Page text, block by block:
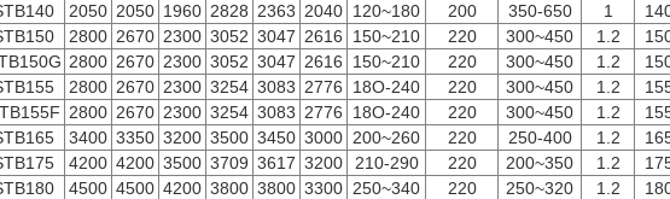
2050 2050 1960 2828 2363 2040 120~180 200 350-650 1
2800 2670 2300 3052 3047 2616 150~210 220 300~450 1.2
2800 2670 2300 3052 3047 2616 150~210 220 300~450 1.2
2800 2670 2300 3254 3083 2776 18O-240 220 300~450 1.2
2800 2670 2300 3254 3083 2776 18O-240 220 300~450 1.2
3400 3350 3200 3500 3450 3000 200~260 220 250-400 1.2
4200 4200 3500 3709 3617 3200 210-290 220 200~350 1.2
4500 4500 4200 3800 3800 3300 250~340 220 250~320 1.2